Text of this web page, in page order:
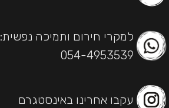
למקרי חירום ותמיכה נפשית:
054-4953539
עקבו אחרינו באינסטגרם